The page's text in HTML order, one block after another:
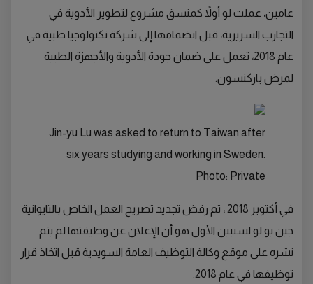
عامين، عملت لو أولاً كمنسق مشروع لتطوير الأدوية في
التجارب السريرية، قبل انضمامها إلى شركة تكنولوجيا طبية في
عام 2018، تعمل على ضمان جودة الأدوية والأجهزة الطبية
لمرض باركنسون.
Jin-yu Lu was asked to return to Taiwan after
six years studying and working in Sweden.
Photo: Private
في أكتوبر 2018 ، تم رفض تجديد تصريح العمل الخاص بالتايوانية
جين يو لو لسببين الأول هو أن الإعلان عن وظيفتها لم يتم
نشره على موقع وكالة التوظيف العامة السويدية قبل اتخاذ قرار
توظيفها في عام 2018.